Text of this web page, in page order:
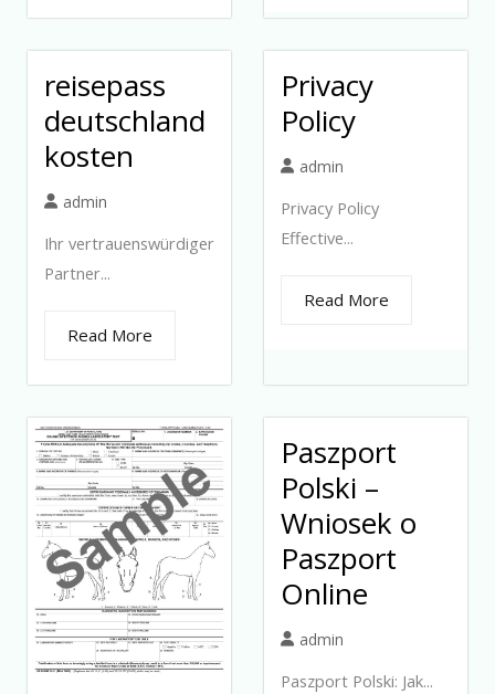
reisepass
deutschland
kosten
admin
Ihr vertrauenswürdiger
Partner...
Read More
Privacy
Policy
admin
Privacy Policy
Effective...
Read More
Paszport
Polski –
Wniosek o
Paszport
Online
admin
Paszport Polski: Jak...